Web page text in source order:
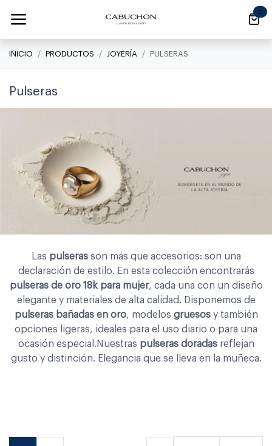
0
INICIO PRODUCTOS JOYERÍA PULSERAS
Pulseras
Las pulserasson más que accesorios: son una
declaración de estilo. En esta colección encontrarás
pulseras de oro 18k para mujer, cada una con un diseño
elegante y materiales de alta calidad. Disponemos de
pulseras bañadas en oro, modelos gruesosy también
opciones ligeras, ideales para el uso diario o para una
ocasión especial.Nuestras pulseras doradasreflejan
gusto y distinción. Elegancia que se lleva en la muñeca.